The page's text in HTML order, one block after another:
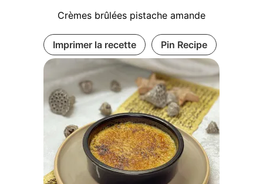
Crèmes brûlées pistache amande
Imprimer la recette Pin Recipe